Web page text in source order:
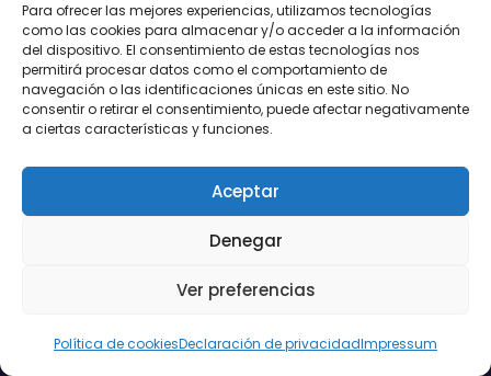
Para ofrecer las mejores experiencias, utilizamos tecnologías
como las cookies para almacenar y/o acceder a la información
del dispositivo. El consentimiento de estas tecnologías nos
permitirá procesar datos como el comportamiento de
navegación o las identificaciones únicas en este sitio. No
consentir o retirar el consentimiento, puede afectar negativamente
a ciertas características y funciones.
Aceptar
Denegar
Ver preferencias
Política de cookiesDeclaración de privacidadImpressum
LUCENTUM
ALICANTE